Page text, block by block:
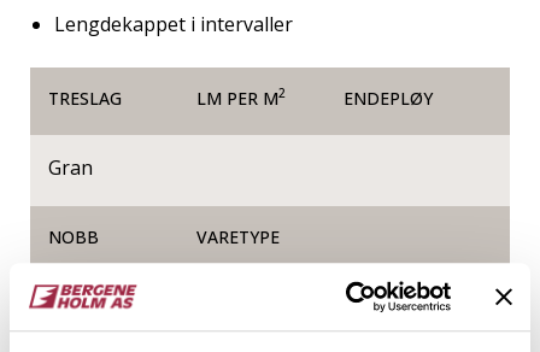
Lengdekappet i intervaller
TRESLAG LM PER M2 ENDEPLØY
Gran
NOBB VARETYPE
60170049